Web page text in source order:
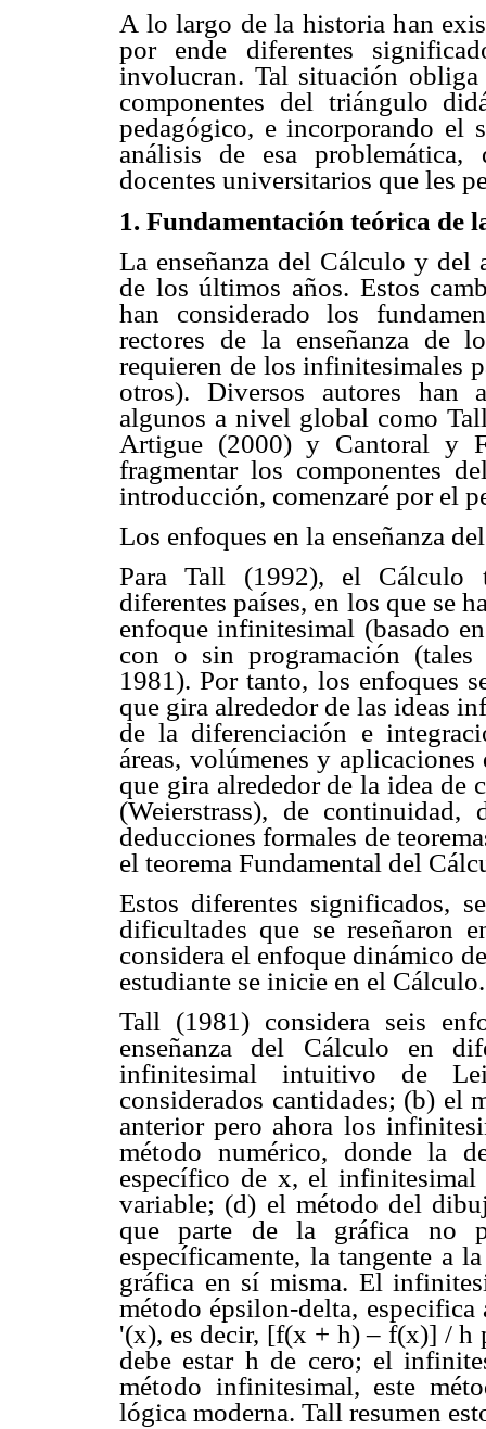
A lo largo de la historia han
por ende diferentes
involucran. Tal situación
componentes del triángulo
pedagógico, e incorporando el
análisis de esa problemática,
docentes universitarios que les
1. Fundamentación teórica de
La enseñanza del Cálculo y del
de los últimos años. Estos
han considerado los
rectores de la enseñanza de
requieren de los infinitesimales
otros). Diversos autores han
algunos a nivel global como
Artigue (2000) y Cantoral y
fragmentar los componentes
introducción, comenzaré por el
Los enfoques en la enseñanza
Para Tall (1992), el Cálculo
diferentes países, en los que se
enfoque infinitesimal (basado
con o sin programación
1981). Por tanto, los enfoques
que gira alrededor de las ideas
de la diferenciación e
áreas, volúmenes y
que gira alrededor de la idea
(Weierstrass), de
deducciones formales de
el teorema Fundamental del
Estos diferentes significados,
dificultades que se reseñaron
considera el enfoque dinámico
estudiante se inicie en el Cálculo.
Tall (1981) considera seis
enseñanza del Cálculo en
infinitesimal intuitivo de
considerados cantidades; (b)
anterior pero ahora los
método numérico, donde la
específico de x, el
variable; (d) el método del
que parte de la gráfica no
específicamente, la tangente a
gráfica en sí misma. El
método épsilon-delta,
'(x), es decir, [f(x + h) – f(x)] / h
debe estar h de cero; el
método infinitesimal, este
lógica moderna. Tall resumen